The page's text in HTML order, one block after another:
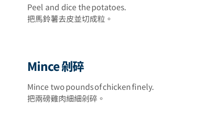
Peel and dice the potatoes.
把馬鈴薯去皮並切成粒。
Mince 剁碎
Mince two pounds of chicken finely.
把兩磅雞肉細細剁碎。